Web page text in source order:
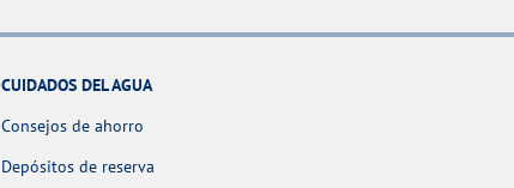
CUIDADOS DEL AGUA
Consejos de ahorro
Depósitos de reserva